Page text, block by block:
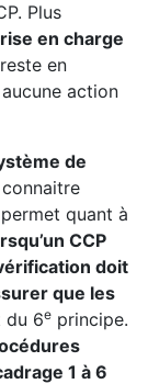
Plus
en charge
en
action
de
quant à
CCP
doit
que les
du 6e principe.
1 à 6